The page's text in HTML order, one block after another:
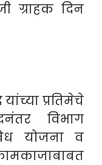
ग्राहक दिन
प्रतिमेचे
विभाग
योजना व